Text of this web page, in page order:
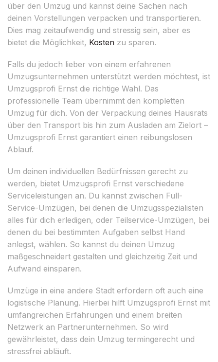
über den Umzug und kannst deine Sachen nach
deinen Vorstellungen verpacken und transportieren.
Dies mag zeitaufwendig und stressig sein, aber es
bietet die Möglichkeit, Kosten zu sparen.
Falls du jedoch lieber von einem erfahrenen
Umzugsunternehmen unterstützt werden möchtest, ist
Umzugsprofi Ernst die richtige Wahl. Das
professionelle Team übernimmt den kompletten
Umzug für dich. Von der Verpackung deines Hausrats
über den Transport bis hin zum Ausladen am Zielort –
Umzugsprofi Ernst garantiert einen reibungslosen
Ablauf.
Um deinen individuellen Bedürfnissen gerecht zu
werden, bietet Umzugsprofi Ernst verschiedene
Serviceleistungen an. Du kannst zwischen Full-
Service-Umzügen, bei denen die Umzugsspezialisten
alles für dich erledigen, oder Teilservice-Umzügen, bei
denen du bei bestimmten Aufgaben selbst Hand
anlegst, wählen. So kannst du deinen Umzug
maßgeschneidert gestalten und gleichzeitig Zeit und
Aufwand einsparen.
Umzüge in eine andere Stadt erfordern oft auch eine
logistische Planung. Hierbei hilft Umzugsprofi Ernst mit
umfangreichen Erfahrungen und einem breiten
Netzwerk an Partnerunternehmen. So wird
gewährleistet, dass dein Umzug termingerecht und
stressfrei abläuft.